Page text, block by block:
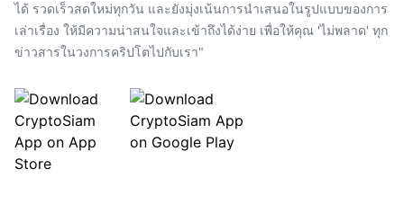
ได้ รวดเร็วสดใหม่ทุกวัน และยังมุ่งเน้นการนำเสนอในรูปแบบของการ
เล่าเรื่อง ให้มีความน่าสนใจและเข้าถึงได้ง่าย เพื่อให้คุณ 'ไม่พลาด' ทุก
ข่าวสารในวงการคริปโตไปกับเรา"